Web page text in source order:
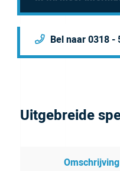
Bel naar 0318 -
Uitgebreide
Omschrijving